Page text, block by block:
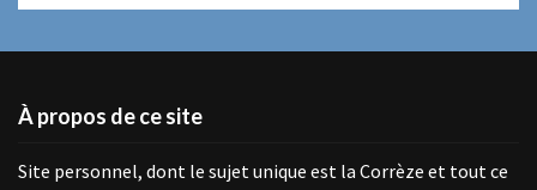
À propos de ce site
Site personnel, dont le sujet unique est la Corrèze et tout ce